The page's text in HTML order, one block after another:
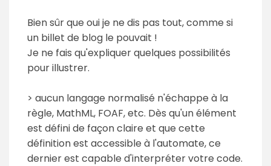
Bien sûr que oui je ne dis pas tout, comme si
un billet de blog le pouvait !
Je ne fais qu'expliquer quelques possibilités
pour illustrer.
> aucun langage normalisé n'échappe à la
règle, MathML, FOAF, etc. Dès qu'un élément
est défini de façon claire et que cette
définition est accessible à l'automate, ce
dernier est capable d'interpréter votre code.